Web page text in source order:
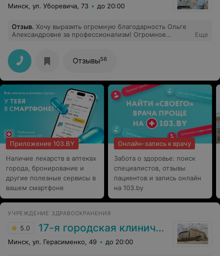
Минск, ул. Уборевича, 73 до 20:00
Отзыв. Хочу выразить огромную благодарность Ольге
Александровне за профессионализм! Огромное
что помогла мне сохранить мое зрение. Благодаря её
внимательности и неравнодушию, она смогла
поставить мне верный диагноз и вовремя оказать
квалифицированную помощь. Благодаря ей моё
воспаление прошло и зрение восстановилось. Ещё раз
выражаю огромную благодарность за Ваш труд и
доброжелательность к людям!!!
Еще
Отзывы56
Приложение 103.BY
Наличие лекарств в аптеках
города, бронирование и
другие полезные сервисы в
вашем смартфоне
Онлайн-запись к врачу
Забота о здоровье: поиск
специалистов, отзывы
пациентов и запись онлайн
на 103.by
УЧРЕЖДЕНИЕ ЗДРАВООХРАНЕНИЯ
5.0 17-я городская клиническая поликлиника
Минск, ул. Герасименко, 49 до 20:00